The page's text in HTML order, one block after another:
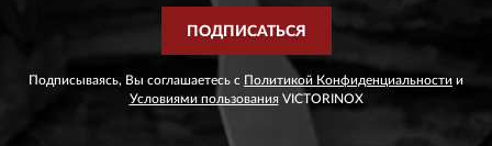
ПОДПИСАТЬСЯ
Подписываясь, Вы соглашаетесь с Политикой Конфиденциальности и
Условиями пользованияVICTORINOX